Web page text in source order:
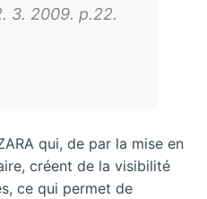
3. 2009. p.22.
qui, de par la mise en
créent de la visibilité
ce qui permet de